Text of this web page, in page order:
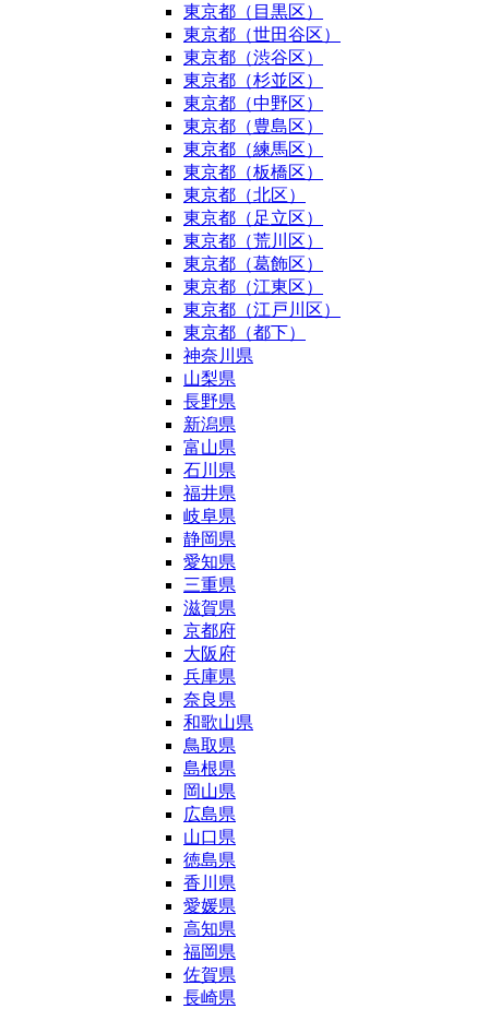
東京都（目黒区）
東京都（世田谷区）
東京都（渋谷区）
東京都（杉並区）
東京都（中野区）
東京都（豊島区）
東京都（練馬区）
東京都（板橋区）
東京都（北区）
東京都（足立区）
東京都（荒川区）
東京都（葛飾区）
東京都（江東区）
東京都（江戸川区）
東京都（都下）
神奈川県
山梨県
長野県
新潟県
富山県
石川県
福井県
岐阜県
静岡県
愛知県
三重県
滋賀県
京都府
大阪府
兵庫県
奈良県
和歌山県
鳥取県
島根県
岡山県
広島県
山口県
徳島県
香川県
愛媛県
高知県
福岡県
佐賀県
長崎県